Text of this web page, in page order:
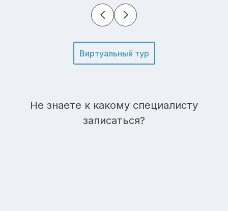
Виртуальный тур
Не знаете к какому специалисту
записаться?